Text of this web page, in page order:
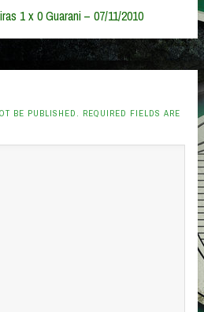
1 x 0 Guarani – 07/11/2010
BE PUBLISHED. REQUIRED FIELDS ARE